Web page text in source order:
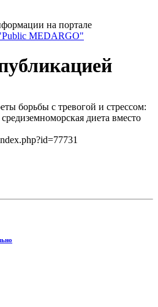
на портале
MEDARGO"
борьбы с тревогой и стрессом:
диета вместо